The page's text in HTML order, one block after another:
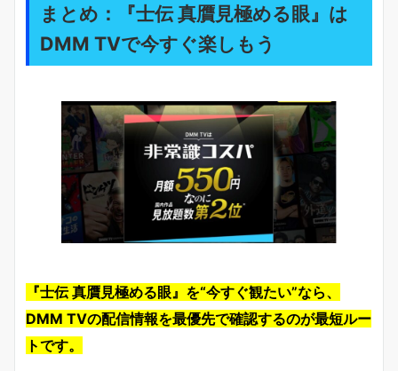
まとめ：『士伝 真贋見極める眼』は
DMM TVで今すぐ楽しもう
『士伝 真贋見極める眼』を“今すぐ観たい”なら、
DMM TVの配信情報を最優先で確認するのが最短ルー
トです。